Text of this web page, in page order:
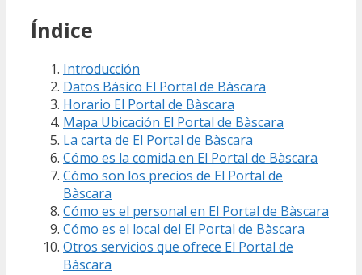
Índice
Introducción
Datos Básico El Portal de Bàscara
Horario El Portal de Bàscara
Mapa Ubicación El Portal de Bàscara
La carta de El Portal de Bàscara
Cómo es la comida en El Portal de Bàscara
Cómo son los precios de El Portal de
Bàscara
Cómo es el personal en El Portal de Bàscara
Cómo es el local del El Portal de Bàscara
Otros servicios que ofrece El Portal de
Bàscara